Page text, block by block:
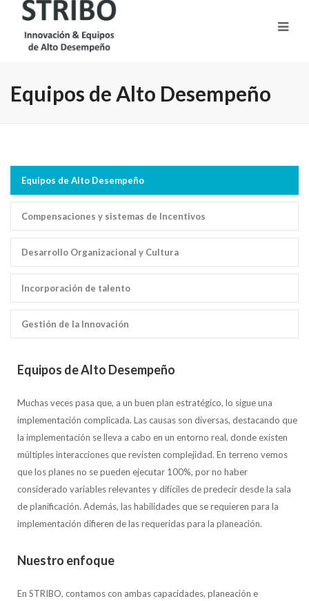
Equipos de Alto Desempeño
Equipos de Alto Desempeño
Compensaciones y sistemas de Incentivos
Desarrollo Organizacional y Cultura
Incorporación de talento
Gestión de la Innovación
Equipos de Alto Desempeño
Muchas veces pasa que, a un buen plan estratégico, lo sigue una
implementación complicada. Las causas son diversas, destacando que
la implementación se lleva a cabo en un entorno real, donde existen
múltiples interacciones que revisten complejidad. En terreno vemos
que los planes no se pueden ejecutar 100%, por no haber
considerado variables relevantes y difíciles de predecir desde la sala
de planificación. Además, las habilidades que se requieren para la
implementación difieren de las requeridas para la planeación.
Nuestro enfoque
En STRIBO, contamos con ambas capacidades, planeación e